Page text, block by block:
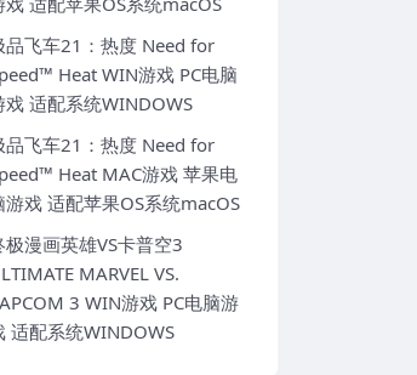
品飞车21：热度 Need for
Heat WIN游戏 PC电脑
戏 适配系统WINDOWS
品飞车21：热度 Need for
Heat MAC游戏 苹果电
游戏 适配苹果OS系统macOS
极漫画英雄VS卡普空3
MARVEL VS.
3 WIN游戏 PC电脑游
适配系统WINDOWS